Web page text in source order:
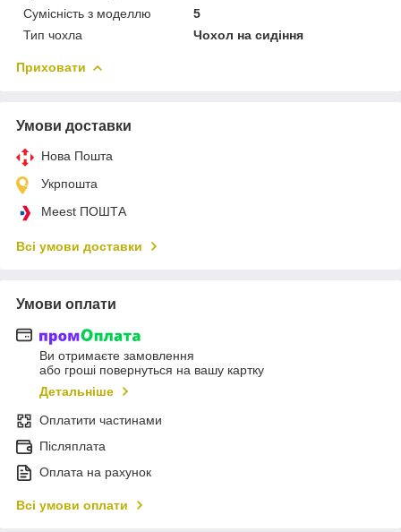
Сумісність з моделлю
5
Тип чохла
Чохол на сидіння
Приховати
Умови доставки
Нова Пошта
Укрпошта
Meest ПОШТА
Всі умови доставки
Умови оплати
Ви отримаєте замовлення
або гроші повернуться на вашу картку
Детальніше
Оплатити частинами
Післяплата
Оплата на рахунок
Всі умови оплати